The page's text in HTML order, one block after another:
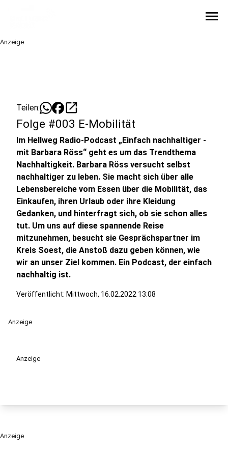
menu
Anzeige
Teilen: open_in_new
Folge #003 E-Mobilität
Im Hellweg Radio-Podcast „Einfach nachhaltiger -
mit Barbara Röss“ geht es um das Trendthema
Nachhaltigkeit. Barbara Röss versucht selbst
nachhaltiger zu leben. Sie macht sich über alle
Lebensbereiche vom Essen über die Mobilität, das
Einkaufen, ihren Urlaub oder ihre Kleidung
Gedanken, und hinterfragt sich, ob sie schon alles
tut. Um uns auf diese spannende Reise
mitzunehmen, besucht sie Gesprächspartner im
Kreis Soest, die Anstoß dazu geben können, wie
wir an unser Ziel kommen. Ein Podcast, der einfach
nachhaltig ist.
Veröffentlicht: Mittwoch, 16.02.2022 13:08
Anzeige
Anzeige
Anzeige